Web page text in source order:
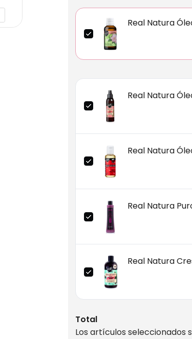
Real Natura
Real Natura
Real Natura
Real Natura
Real Natura
Total
Los artículos seleccionados